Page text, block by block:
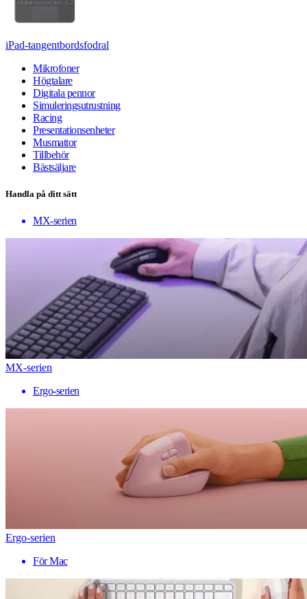
iPad-tangentbordsfodral
Mikrofoner
Högtalare
Digitala pennor
Simuleringsutrustning
Racing
Presentationsenheter
Musmattor
Tillbehör
Bästsäljare
Handla på ditt sätt
MX-serien
MX-serien
Ergo-serien
Ergo-serien
För Mac